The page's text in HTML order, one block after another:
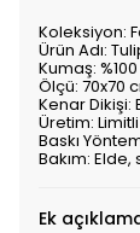
Koleksiyon:
Ürün Adı:
Kumaş:
Ölçü: 70x70
Kenar Dikişi:
Üretim:
Baskı
Bakım:
Ek